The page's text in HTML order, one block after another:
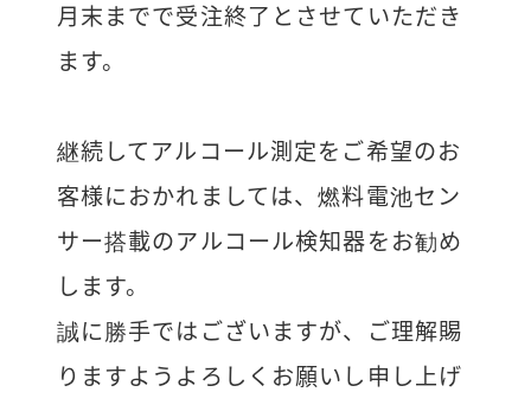
月末までで受注終了とさせていただき
ます。
継続してアルコール測定をご希望のお
客様におかれましては、燃料電池セン
サー搭載のアルコール検知器をお勧め
します。
誠に勝手ではございますが、ご理解賜
りますようよろしくお願いし申し上げ